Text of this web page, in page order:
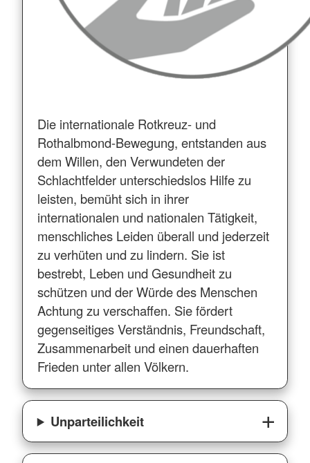
Die internationale Rotkreuz- und
Rothalbmond-Bewegung, entstanden aus
dem Willen, den Verwundeten der
Schlachtfelder unterschiedslos Hilfe zu
leisten, bemüht sich in ihrer
internationalen und nationalen Tätigkeit,
menschliches Leiden überall und jederzeit
zu verhüten und zu lindern. Sie ist
bestrebt, Leben und Gesundheit zu
schützen und der Würde des Menschen
Achtung zu verschaffen. Sie fördert
gegenseitiges Verständnis, Freundschaft,
Zusammenarbeit und einen dauerhaften
Frieden unter allen Völkern.
Unparteilichkeit